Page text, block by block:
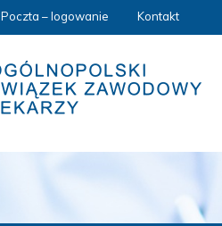
Poczta – logowanie Kontakt